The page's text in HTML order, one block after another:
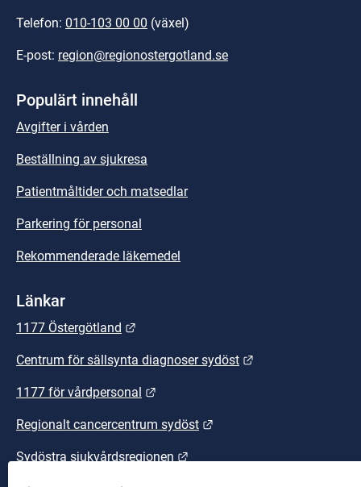
Telefon: 010-103 00 00 (växel)
E-post: region@regionostergotland.se
Populärt innehåll
Avgifter i vården
Beställning av sjukresa
Patientmåltider och matsedlar
Parkering för personal
Rekommenderade läkemedel
Länkar
1177 Östergötland
Centrum för sällsynta diagnoser sydöst
1177 för vårdpersonal
Regionalt cancercentrum sydöst
Sydöstra sjukvårdsregionen